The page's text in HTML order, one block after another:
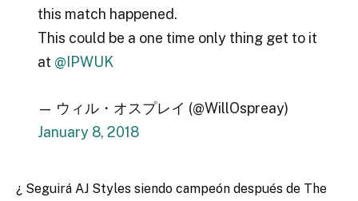
this match happened.
This could be a one time only thing get to it
at @IPWUK
— ウィル・オスプレイ (@WillOspreay)
January 8, 2018
¿ Seguirá AJ Styles siendo campeón después de The